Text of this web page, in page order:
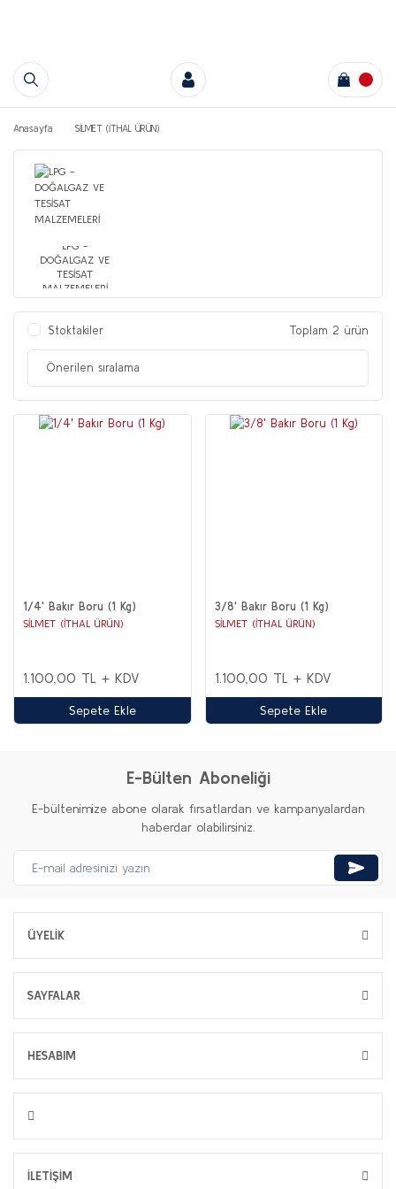
Anasayfa SİLMET (İTHAL ÜRÜN)
LPG -
DOĞALGAZ VE
TESİSAT
MALZEMELERİ
Stoktakiler Toplam 2 ürün
1/4' Bakır Boru (1 Kg)
SİLMET (İTHAL ÜRÜN)
1.100,00 TL + KDV
Sepete Ekle
3/8' Bakır Boru (1 Kg)
SİLMET (İTHAL ÜRÜN)
1.100,00 TL + KDV
Sepete Ekle
E-Bülten Aboneliği
E-bültenimize abone olarak fırsatlardan ve kampanyalardan
haberdar olabilirsiniz.
ÜYELİK
SAYFALAR
HESABIM
İLETİŞİM